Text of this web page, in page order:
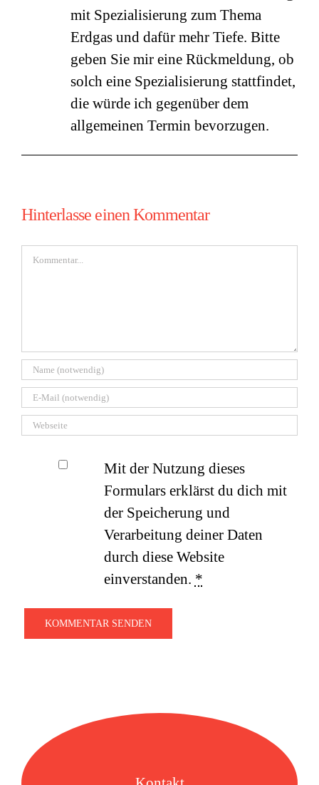
mit Spezialisierung zum Thema
Erdgas und dafür mehr Tiefe. Bitte
geben Sie mir eine Rückmeldung, ob
solch eine Spezialisierung stattfindet,
die würde ich gegenüber dem
allgemeinen Termin bevorzugen.
Hinterlasse einen Kommentar
Kommentar
Mit der Nutzung dieses
Formulars erklärst du dich mit
der Speicherung und
Verarbeitung deiner Daten
durch diese Website
einverstanden. *